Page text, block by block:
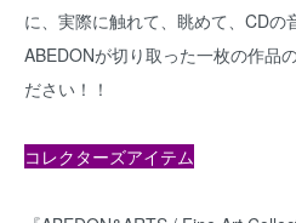
に、実際に触れて、眺めて、CDの
ABEDONが切り取った一枚の作品
ださい！！
コレクターズアイテム